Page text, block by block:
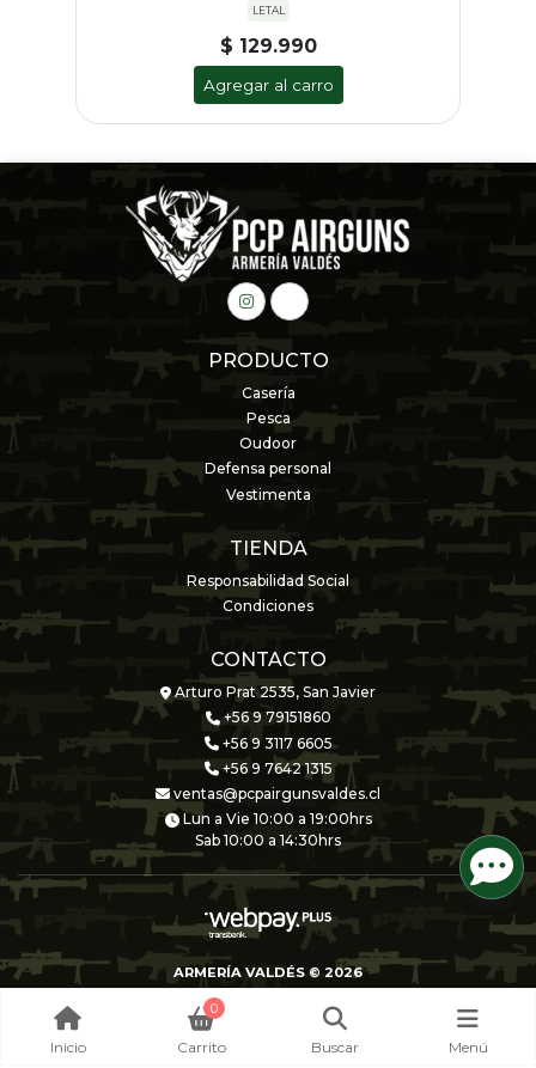
LETAL
$ 129.990
Agregar al carro
PRODUCTO
Casería
Pesca
Oudoor
Defensa personal
Vestimenta
TIENDA
Responsabilidad Social
Condiciones
CONTACTO
Arturo Prat 2535, San Javier
+56 9 79151860
+56 9 3117 6605
+56 9 7642 1315
ventas@pcpairgunsvaldes.cl
Lun a Vie 10:00 a 19:00hrs
Sab 10:00 a 14:30hrs
ARMERÍA VALDÉS © 2026
Creado por
Inicio
0
Carrito Buscar Menú